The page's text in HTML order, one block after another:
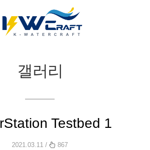
갤러리
Testbed 1
2021.03.11 / 867